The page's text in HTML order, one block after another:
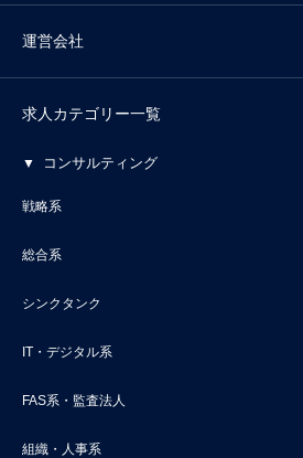
運営会社
求人カテゴリー一覧
コンサルティング
戦略系
総合系
シンクタンク
IT・デジタル系
FAS系・監査法人
組織・人事系